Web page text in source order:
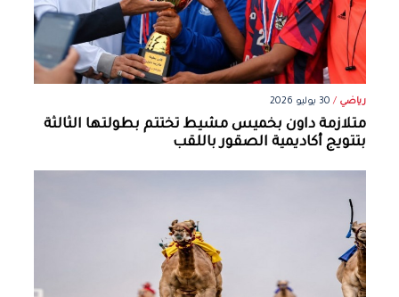
رياضي / 30 يوليو 2026
متلازمة داون بخميس مشيط تختتم بطولتها الثالثة
بتتويج أكاديمية الصقور باللقب